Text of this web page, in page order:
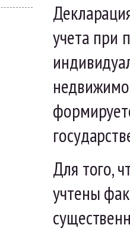
учета при
Для того,
учтены